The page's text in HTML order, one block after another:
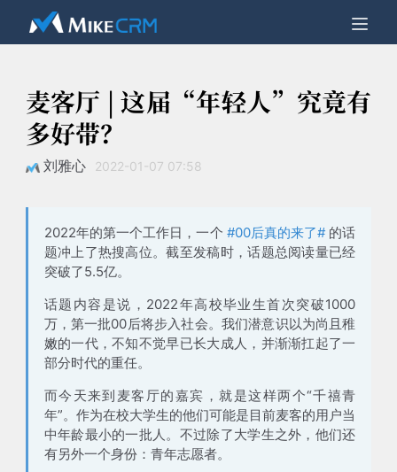
麦客厅 | 这届“年轻人”究竟有
多好带？
刘雅心 2022-01-07 07:58
2022年的第一个工作日，一个 #00后真的来了# 的话
题冲上了热搜高位。截至发稿时，话题总阅读量已经
突破了5.5亿。
话题内容是说， 2022年高校毕业生首次突破1000
万，第一批00后将步入社会。我们潜意识以为尚且稚
嫩的一代，不知不觉早已长大成人，并渐渐扛起了一
部分时代的重任。
而今天来到麦客厅的嘉宾，就是这样两个“千禧青
年”。作为在校大学生的他们可能是目前麦客的用户当
中年龄最小的一批人。不过除了大学生之外，他们还
有另外一个身份： 青年志愿者。